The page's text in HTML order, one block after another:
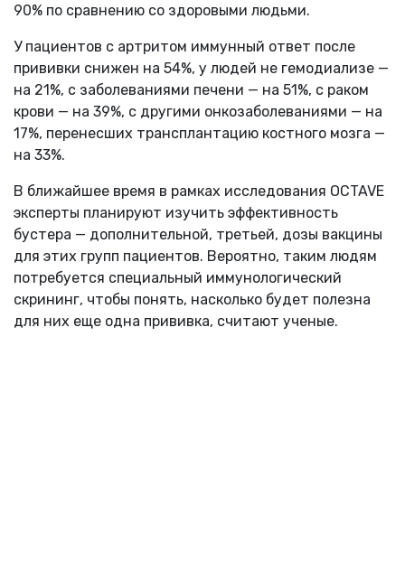
90% по сравнению со здоровыми людьми.
У пациентов с артритом иммунный ответ после
прививки снижен на 54%, у людей не гемодиализе —
на 21%, с заболеваниями печени — на 51%, с раком
крови — на 39%, с другими онкозаболеваниями — на
17%, перенесших трансплантацию костного мозга —
на 33%.
В ближайшее время в рамках исследования OCTAVE
эксперты планируют изучить эффективность
бустера — дополнительной, третьей, дозы вакцины
для этих групп пациентов. Вероятно, таким людям
потребуется специальный иммунологический
скрининг, чтобы понять, насколько будет полезна
для них еще одна прививка, считают ученые.